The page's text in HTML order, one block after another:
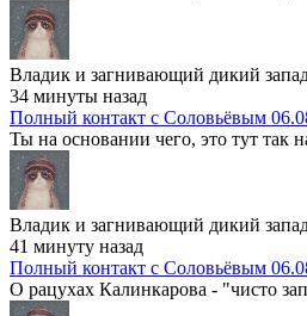
Владик и загнивающий дикий
34 минуты назад
Полный контакт с Соловьёвым
Ты на основании чего, это тут так
Владик и загнивающий дикий
41 минуту назад
Полный контакт с Соловьёвым
О рацухах Калинкарова - "чисто